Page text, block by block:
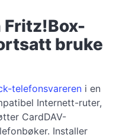
Fritz!Box-
bruke
telefonsvareren i en
Internett-ruter,
CardDAV-
Installer